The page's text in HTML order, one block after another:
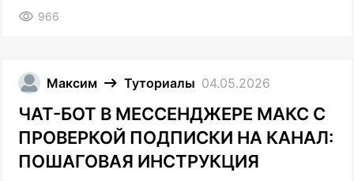
966
Максим Туториалы 04.05.2026
ЧАТ-БОТ В МЕССЕНДЖЕРЕ МАКС С
ПРОВЕРКОЙ ПОДПИСКИ НА КАНАЛ:
ПОШАГОВАЯ ИНСТРУКЦИЯ